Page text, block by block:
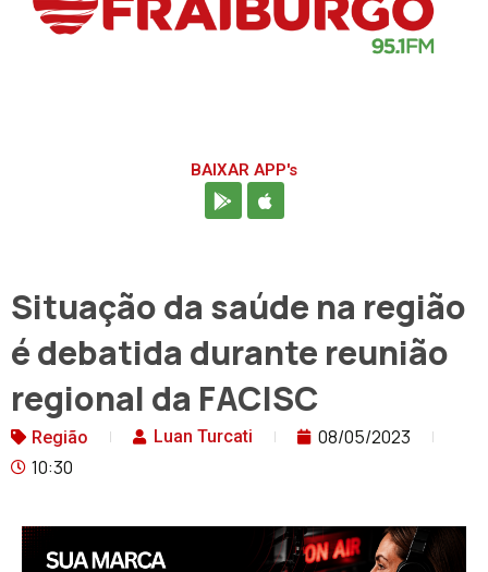
BAIXAR APP's
Situação da saúde na região
é debatida durante reunião
regional da FACISC
Região Luan Turcati
08/05/2023
10:30